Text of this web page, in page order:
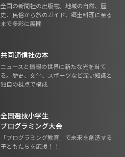
全国の新聞社の出版物。地域の自然、歴
史、民俗から旅のガイド、郷土料理に至る
まで多彩に展開
共同通信社の本
ニュースと情報の世界に新たな光を当て
る。歴史、文化、スポーツなど深い知識と
独自の視点で構成
全国選抜小学生
プログラミング大会
「プログラミング教育」で未来を創造する
子どもたちを応援！！